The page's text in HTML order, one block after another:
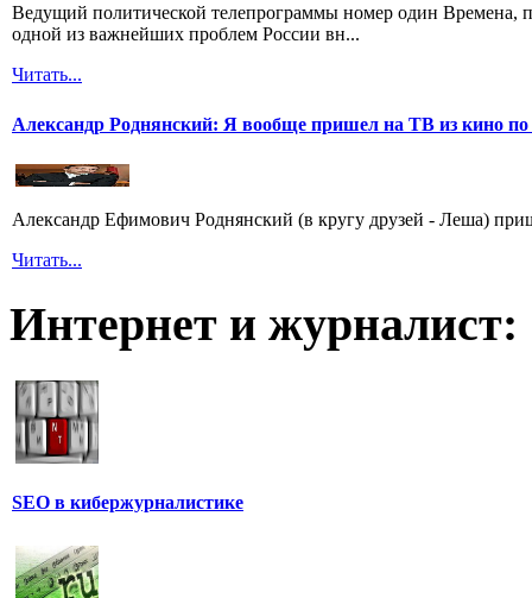
Ведущий политической телепрограммы номер один Времена,
одной из важнейших проблем России вн...
Читать...
Александр Роднянский: Я вообще пришел на ТВ из кино по
Александр Ефимович Роднянский (в кругу друзей - Леша)
Читать...
Интернет и журналист:
SEO в кибержурналистике